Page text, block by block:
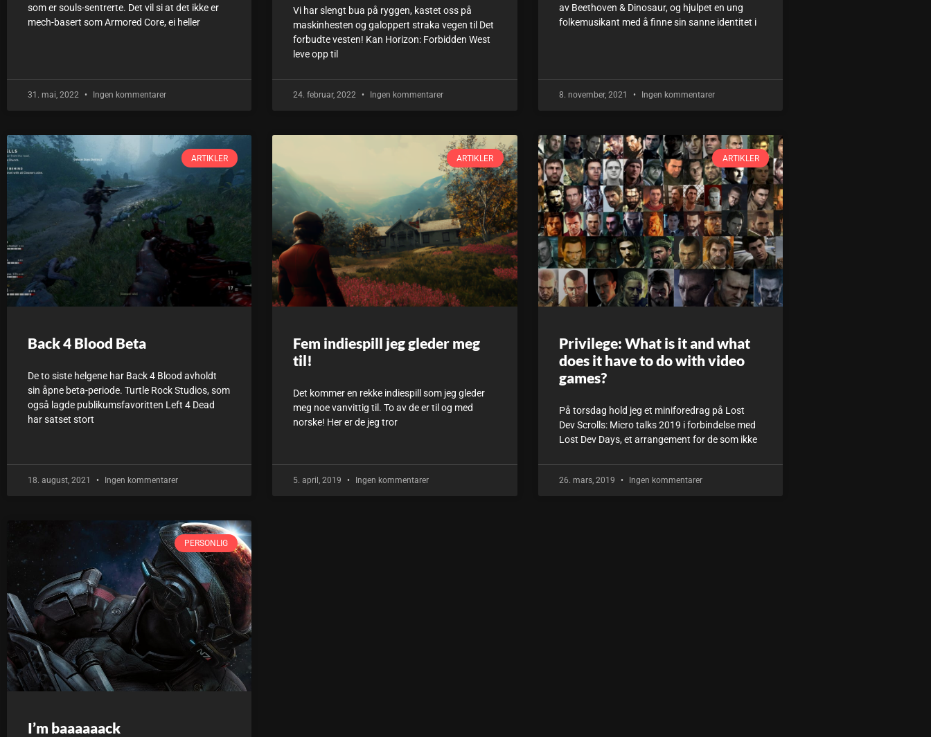
som er souls-sentrerte. Det vil si at det ikke er
mech-basert som Armored Core, ei heller
31. mai, 2022 Ingen kommentarer
Vi har slengt bua på ryggen, kastet oss på
maskinhesten og galoppert straka vegen til Det
forbudte vesten! Kan Horizon: Forbidden West
leve opp til
24. februar, 2022 Ingen kommentarer
av Beethoven & Dinosaur, og hjulpet en ung
folkemusikant med å finne sin sanne identitet i
8. november, 2021 Ingen kommentarer
ARTIKLER
Back 4 Blood Beta
De to siste helgene har Back 4 Blood avholdt
sin åpne beta-periode. Turtle Rock Studios, som
også lagde publikumsfavoritten Left 4 Dead
har satset stort
18. august, 2021 Ingen kommentarer
ARTIKLER
Fem indiespill jeg gleder meg
til!
Det kommer en rekke indiespill som jeg gleder
meg noe vanvittig til. To av de er til og med
norske! Her er de jeg tror
5. april, 2019 Ingen kommentarer
ARTIKLER
Privilege: What is it and what
does it have to do with video
games?
På torsdag hold jeg et miniforedrag på Lost
Dev Scrolls: Micro talks 2019 i forbindelse med
Lost Dev Days, et arrangement for de som ikke
26. mars, 2019 Ingen kommentarer
PERSONLIG
I’m baaaaaack